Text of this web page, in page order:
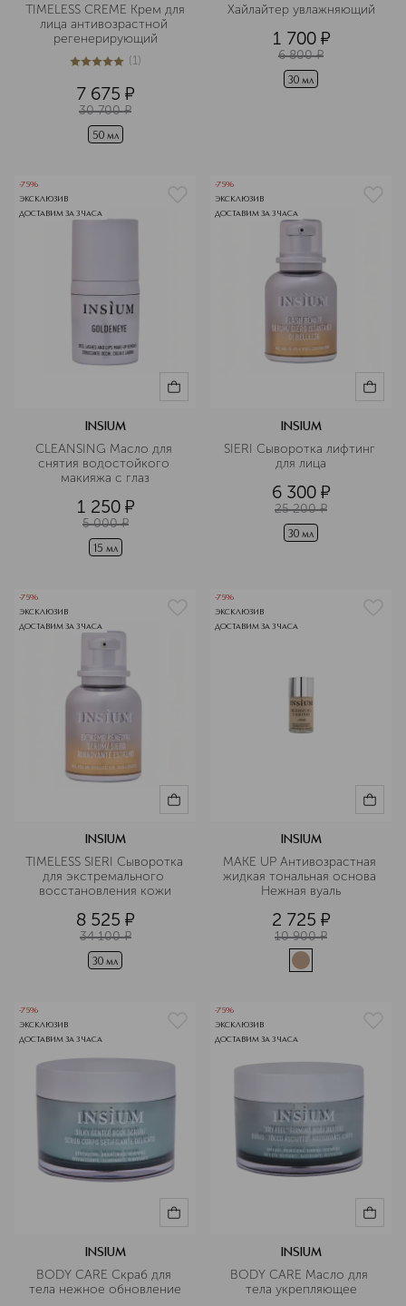
TIMELESS CREME Крем для
лица антивозрастной
регенерирующий
5из 51 (1)
7 675 ¤
30 700 ¤
50 мл
Хайлайтер увлажняющий
1 700 ¤
6 800 ¤
30 мл
-75%
ЭКСКЛЮЗИВ
ДОСТАВИМ ЗА 3 ЧАСА
INSIUM
CLEANSING Масло для
снятия водостойкого
макияжа с глаз
1 250 ¤
5 000 ¤
15 мл
-75%
ЭКСКЛЮЗИВ
ДОСТАВИМ ЗА 3 ЧАСА
INSIUM
SIERI Сыворотка лифтинг
для лица
6 300 ¤
25 200 ¤
30 мл
-75%
ЭКСКЛЮЗИВ
ДОСТАВИМ ЗА 3 ЧАСА
INSIUM
TIMELESS SIERI Сыворотка
для экстремального
восстановления кожи
8 525 ¤
34 100 ¤
30 мл
-75%
ЭКСКЛЮЗИВ
ДОСТАВИМ ЗА 3 ЧАСА
INSIUM
MAKE UP Антивозрастная
жидкая тональная основа
Нежная вуаль
2 725 ¤
10 900 ¤
-75%
ЭКСКЛЮЗИВ
ДОСТАВИМ ЗА 3 ЧАСА
INSIUM
BODY CARE Скраб для
тела нежное обновление
-75%
ЭКСКЛЮЗИВ
ДОСТАВИМ ЗА 3 ЧАСА
INSIUM
BODY CARE Масло для
тела укрепляющее